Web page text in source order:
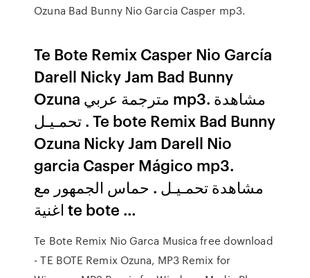
Ozuna Bad Bunny Nio Garcia Casper mp3.
Te Bote Remix Casper Nio García
Darell Nicky Jam Bad Bunny
Ozuna مترجمة عربي mp3. مشاهدة
تحمـيـل . Te bote Remix Bad Bunny
Ozuna Nicky Jam Darell Nio
garcia Casper Mágico mp3.
مشاهدة تحمـيـل . حماس الجمهور مع
اغنية te bote …
Te Bote Remix Nio Garca Musica free download
- TE BOTE Remix Ozuna, MP3 Remix for